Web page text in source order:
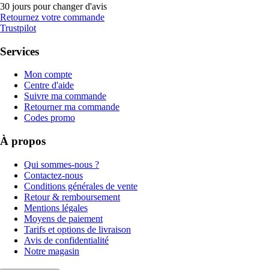
30 jours pour changer d'avis
Retournez votre commande
Trustpilot
Services
Mon compte
Centre d'aide
Suivre ma commande
Retourner ma commande
Codes promo
À propos
Qui sommes-nous ?
Contactez-nous
Conditions générales de vente
Retour & remboursement
Mentions légales
Moyens de paiement
Tarifs et options de livraison
Avis de confidentialité
Notre magasin